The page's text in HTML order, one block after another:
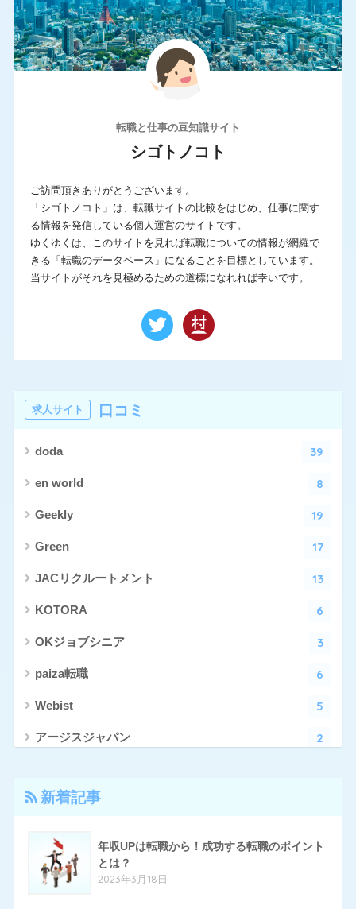
IT系に強い サポートが手厚い
シニア求人が豊富 スカウトサービス
年収UP率が高い 未経験に強い
海外の求人もあり 満足度が高い
非公開求人が豊富
この条件で求人サイトを検索
転職と仕事の豆知識サイト
シゴトノコト
ご訪問頂きありがとうございます。
「シゴトノコト」は、転職サイトの比較をはじめ、仕事に関す
る情報を発信している個人運営のサイトです。
ゆくゆくは、このサイトを見れば転職についての情報が網羅で
きる「転職のデータベース」になることを目標としています。
当サイトがそれを見極めるための道標になれれば幸いです。
求人サイト 口コミ
doda 39
en world 8
Geekly 19
Green 17
JACリクルートメント 13
KOTORA 6
OKジョブシニア 3
paiza転職 6
Webist 5
アージスジャパン 2
エン転職
とらばーゆ
新着記事
年収UPは転職から！成功する転職のポイント
とは？
2023年3月18日